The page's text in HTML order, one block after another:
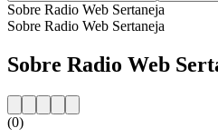
Sobre Radio Web Sertaneja
Sobre Radio Web Sertaneja
Sobre Radio Web
(0)